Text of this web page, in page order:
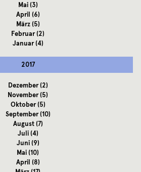
Mai(3)
April (6)
März(5)
Februar(2)
Januar(4)
2017
Dezember(2)
November(5)
Oktober(5)
September(10)
August(7)
Juli(4)
Juni(9)
Mai(10)
April (8)